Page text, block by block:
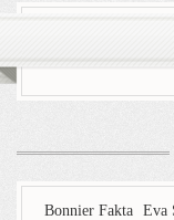
Bonnier Fakta Eva